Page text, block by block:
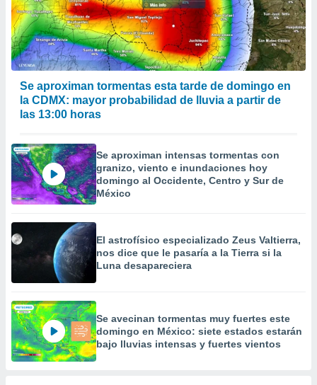
Se aproximan tormentas esta tarde de domingo en
la CDMX: mayor probabilidad de lluvia a partir de
las 13:00 horas
Se aproximan intensas tormentas con
granizo, viento e inundaciones hoy
domingo al Occidente, Centro y Sur de
México
El astrofísico especializado Zeus Valtierra,
nos dice que le pasaría a la Tierra si la
Luna desapareciera
Se avecinan tormentas muy fuertes este
domingo en México: siete estados estarán
bajo lluvias intensas y fuertes vientos